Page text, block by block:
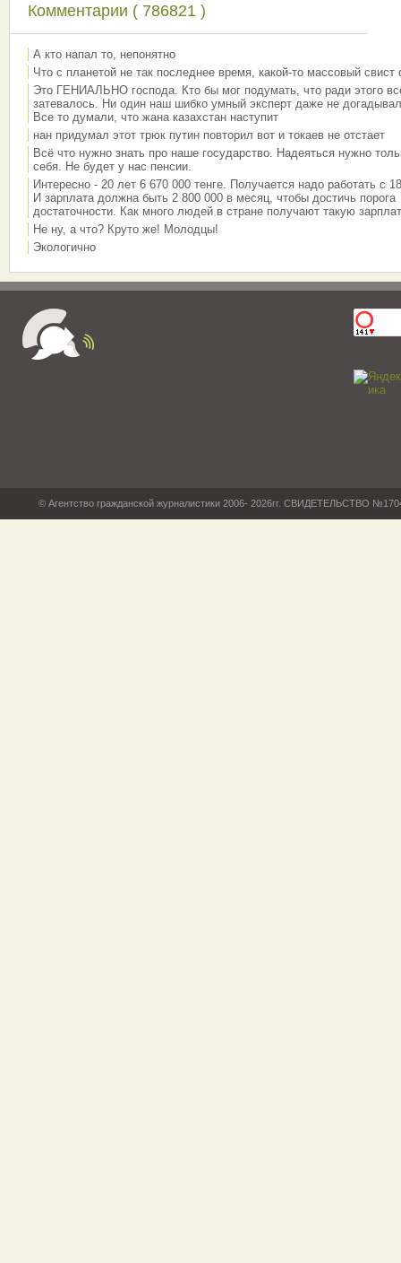
Комментарии ( 786821 )
А кто напал то, непонятно
Что с планетой не так последнее время, какой-то массовый свист
Это ГЕНИАЛЬНО господа. Кто бы мог подумать, что ради этого
затевалось. Ни один наш шибко умный эксперт даже не
Все то думали, что жана казахстан наступит
нан придумал этот трюк путин повторил вот и токаев не отстает
Всё что нужно знать про наше государство. Надеяться нужно
себя. Не будет у нас пенсии.
Интересно - 20 лет 6 670 000 тенге. Получается надо работать с
И зарплата должна быть 2 800 000 в месяц, чтобы достичь порога
достаточности. Как много людей в стране получают такую
Не ну, а что? Круто же! Молодцы!
Экологично
© Агентство гражданской журналистики 2006- 2026гг. СВИДЕТЕЛЬСТВО